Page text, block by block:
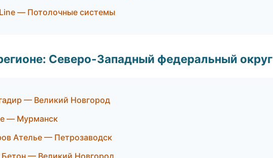
— Потолочные системы
Северо-Западный федеральный округ
— Великий Новгород
— Мурманск
Ателье — Петрозаводск
— Великий Новгород